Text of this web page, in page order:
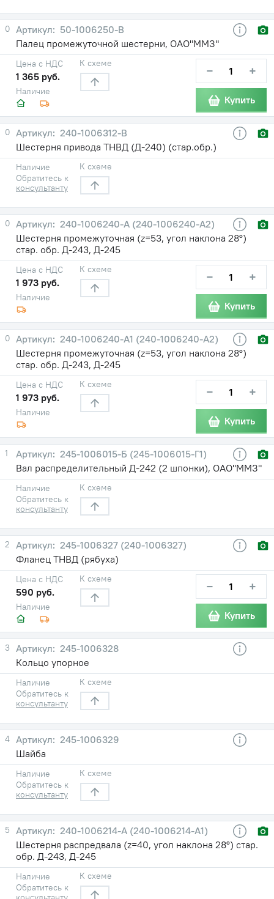
0
50-1006250-В
Палец промежуточной шестерни, ОАО"ММЗ"
Наличие
Цена с НДС
1 365 руб.
К схеме − +
Купить
0
240-1006312-В
Шестерня привода ТНВД (Д-240) (стар.обр.)
Наличие
Обратитесь к
консультанту
К схеме
0
240-1006240-А (240-1006240-А2)
Шестерня промежуточная (z=53, угол наклона 28°)
стар. обр. Д-243, Д-245
Наличие
Цена с НДС
1 973 руб.
К схеме − +
Купить
0
240-1006240-А1 (240-1006240-А2)
Шестерня промежуточная (z=53, угол наклона 28°)
стар. обр. Д-243, Д-245
Наличие
Цена с НДС
1 973 руб.
К схеме − +
Купить
1
245-1006015-Б (245-1006015-Г1)
Вал распределительный Д-242 (2 шпонки), ОАО"ММЗ"
Наличие
Обратитесь к
консультанту
К схеме
2
245-1006327 (240-1006327)
Фланец ТНВД (рябуха)
Наличие
Цена с НДС
590 руб.
К схеме − +
Купить
3
245-1006328
Кольцо упорное
Наличие
Обратитесь к
консультанту
К схеме
4
245-1006329
Шайба
Наличие
Обратитесь к
консультанту
К схеме
5
240-1006214-А (240-1006214-А1)
Шестерня распредвала (z=40, угол наклона 28°) стар.
обр. Д-243, Д-245
Наличие
Обратитесь к
К схеме